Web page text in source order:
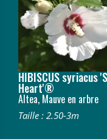
HIBISCUS syriacus
Heart'®
Altea, Mauve en arbre
Taille : 2.50-3m